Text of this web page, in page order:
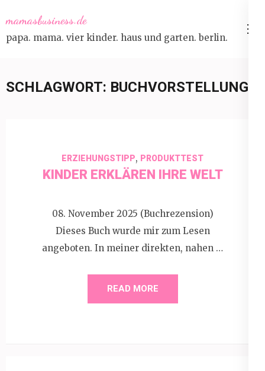
to
content
mamasbusiness.de
papa. mama. vier kinder. haus und garten. berlin.
SCHLAGWORT: BUCHVORSTELLUNG
ERZIEHUNGSTIPP, PRODUKTTEST
KINDER ERKLÄREN IHRE WELT
08. November 2025 (Buchrezension)
Dieses Buch wurde mir zum Lesen
angeboten. In meiner direkten, nahen …
READ MORE